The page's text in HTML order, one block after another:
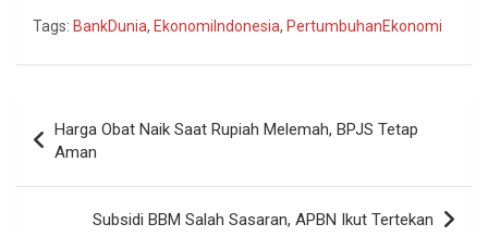
Tags: BankDunia, EkonomiIndonesia, PertumbuhanEkonomi
pos
Harga Obat Naik Saat Rupiah Melemah, BPJS Tetap
Aman
Subsidi BBM Salah Sasaran, APBN Ikut Tertekan